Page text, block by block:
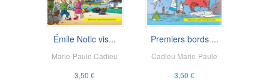
Émile Notic vis...
Marie-Paule Cadieu
3,50 €
Premiers bords ...
Cadieu Marie-Paule
3,50 €